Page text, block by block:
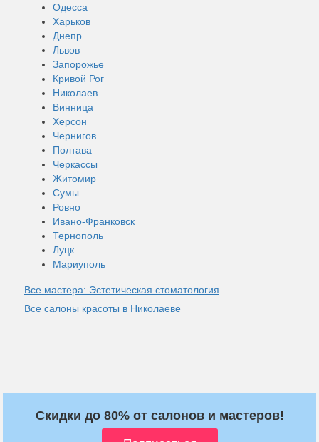
Одесса
Харьков
Днепр
Львов
Запорожье
Кривой Рог
Николаев
Винница
Херсон
Чернигов
Полтава
Черкассы
Житомир
Сумы
Ровно
Ивано-Франковск
Тернополь
Луцк
Мариуполь
Все мастера: Эстетическая стоматология
Все салоны красоты в Николаеве
Скидки до 80% от салонов и мастеров!